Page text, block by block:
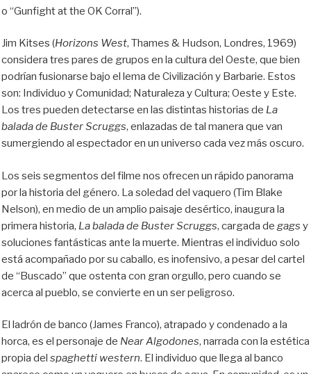
o “Gunfight at the OK Corral”).
Jim Kitses (Horizons West, Thames & Hudson, Londres, 1969)
considera tres pares de grupos en la cultura del Oeste, que bien
podrían fusionarse bajo el lema de Civilización y Barbarie. Estos
son: Individuo y Comunidad; Naturaleza y Cultura; Oeste y Este.
Los tres pueden detectarse en las distintas historias de La
balada de Buster Scruggs, enlazadas de tal manera que van
sumergiendo al espectador en un universo cada vez más oscuro.
Los seis segmentos del filme nos ofrecen un rápido panorama
por la historia del género. La soledad del vaquero (Tim Blake
Nelson), en medio de un amplio paisaje desértico, inaugura la
primera historia, La balada de Buster Scruggs, cargada de gags y
soluciones fantásticas ante la muerte. Mientras el individuo solo
está acompañado por su caballo, es inofensivo, a pesar del cartel
de “Buscado” que ostenta con gran orgullo, pero cuando se
acerca al pueblo, se convierte en un ser peligroso.
El ladrón de banco (James Franco), atrapado y condenado a la
horca, es el personaje de Near Algodones, narrada con la estética
propia del spaghetti western. El individuo que llega al banco